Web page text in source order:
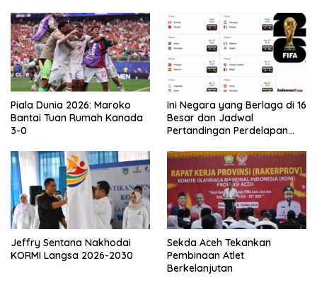
Piala Dunia 2026: Maroko
Bantai Tuan Rumah Kanada
3-0
Ini Negara yang Berlaga di 16
Besar dan Jadwal
Pertandingan Perdelapan
Jeffry Sentana Nakhodai
KORMI Langsa 2026-2030
Sekda Aceh Tekankan
Pembinaan Atlet
Berkelanjutan